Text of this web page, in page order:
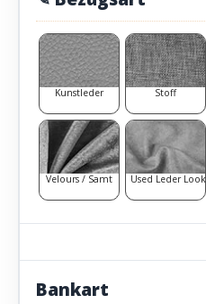
Kunstleder Stoff
Velours / Samt Used Leder Look
Bankart